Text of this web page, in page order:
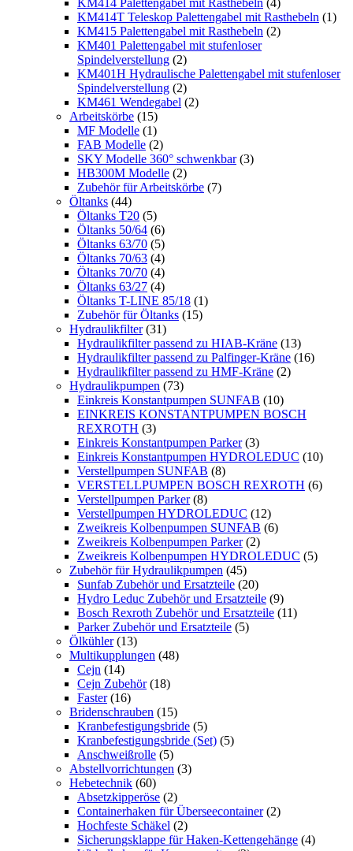
KM414 Palettengabel mit Rasthebeln (4)
KM414T Teleskop Palettengabel mit Rasthebeln (1)
KM415 Palettengabel mit Rasthebeln (2)
KM401 Palettengabel mit stufenloser
Spindelverstellung (2)
KM401H Hydraulische Palettengabel mit stufenloser
Spindelverstellung (2)
KM461 Wendegabel (2)
Arbeitskörbe (15)
MF Modelle (1)
FAB Modelle (2)
SKY Modelle 360° schwenkbar (3)
HB300M Modelle (2)
Zubehör für Arbeitskörbe (7)
Öltanks (44)
Öltanks T20 (5)
Öltanks 50/64 (6)
Öltanks 63/70 (5)
Öltanks 70/63 (4)
Öltanks 70/70 (4)
Öltanks 63/27 (4)
Öltanks T-LINE 85/18 (1)
Zubehör für Öltanks (15)
Hydraulikfilter (31)
Hydraulikfilter passend zu HIAB-Kräne (13)
Hydraulikfilter passend zu Palfinger-Kräne (16)
Hydraulikfilter passend zu HMF-Kräne (2)
Hydraulikpumpen (73)
Einkreis Konstantpumpen SUNFAB (10)
EINKREIS KONSTANTPUMPEN BOSCH
REXROTH (3)
Einkreis Konstantpumpen Parker (3)
Einkreis Konstantpumpen HYDROLEDUC (10)
Verstellpumpen SUNFAB (8)
VERSTELLPUMPEN BOSCH REXROTH (6)
Verstellpumpen Parker (8)
Verstellpumpen HYDROLEDUC (12)
Zweikreis Kolbenpumpen SUNFAB (6)
Zweikreis Kolbenpumpen Parker (2)
Zweikreis Kolbenpumpen HYDROLEDUC (5)
Zubehör für Hydraulikpumpen (45)
Sunfab Zubehör und Ersatzteile (20)
Hydro Leduc Zubehör und Ersatzteile (9)
Bosch Rexroth Zubehör und Ersatzteile (11)
Parker Zubehör und Ersatzteile (5)
Ölkühler (13)
Multikupplungen (48)
Cejn (14)
Cejn Zubehör (18)
Faster (16)
Bridenschrauben (15)
Kranbefestigungsbride (5)
Kranbefestigungsbride (Set) (5)
Anschweißrolle (5)
Abstellvorrichtungen (3)
Hebetechnik (60)
Absetzkipperöse (2)
Containerhaken für Überseecontainer (2)
Hochfeste Schäkel (2)
Sicherungsklappe für Haken-Kettengehänge (4)